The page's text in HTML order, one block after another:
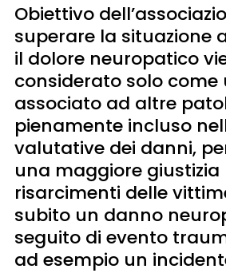
Obiettivo
superare la situazione
il dolore neuropatico
considerato solo
associato ad altre
pienamente incluso
valutative dei danni,
una maggiore giustizia
risarcimenti delle
subito un danno
seguito di evento
ad esempio un